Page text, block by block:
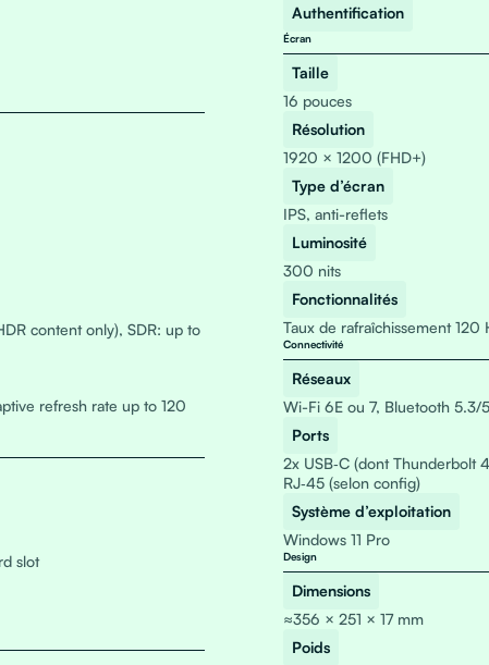
content only), SDR: up to
refresh rate up to 120
slot
Authentification
Écran
Taille
16 pouces
Résolution
1920 × 1200 (FHD+)
Type d’écran
IPS, anti-reflets
Luminosité
300 nits
Fonctionnalités
Taux de rafraîchissement
Connectivité
Réseaux
Wi-Fi 6E ou 7, Bluetooth 5.3/
Ports
2x USB‑C (dont Thunderbolt
RJ‑45 (selon config)
Système d’exploitation
Windows 11 Pro
Design
Dimensions
≈356 × 251 × 17 mm
Poids